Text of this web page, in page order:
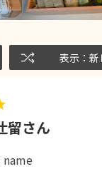
表示：
留さん
name